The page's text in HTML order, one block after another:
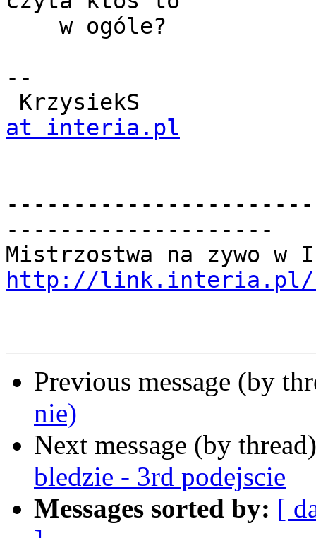
--
KrzysiekS
at interia.pl
--------------------
http://link.interia.pl/
Previous message (by
nie)
Next message (by
bledzie - 3rd podejscie
Messages sorted by: [